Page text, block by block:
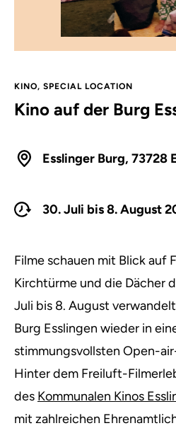
KINO, SPECIAL LOCATION
Kino auf der Burg
Esslinger Burg, 73728
30. Juli bis 8. August
Filme schauen mit Blick auf
Kirchtürme und die Dächer
Juli bis 8. August
Burg Esslingen wieder in
stimmungsvollsten Open-
Hinter dem Freiluft-
des Kommunalen Kinos
mit zahlreichen